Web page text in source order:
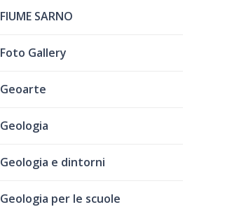
FIUME SARNO
Foto Gallery
Geoarte
Geologia
Geologia e dintorni
Geologia per le scuole